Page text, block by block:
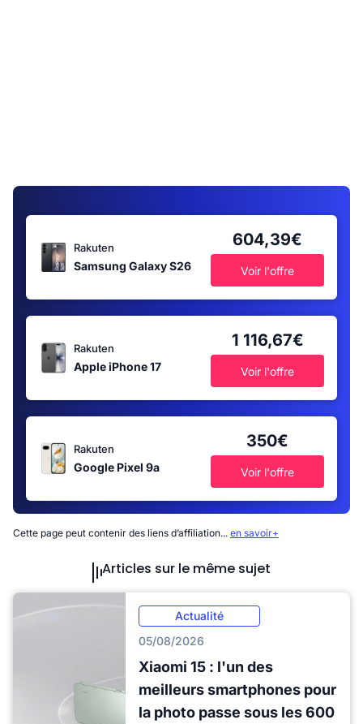
Rakuten
Samsung Galaxy S26
604,39€
Voir l'offre
Rakuten
Apple iPhone 17
1 116,67€
Voir l'offre
Rakuten
Google Pixel 9a
350€
Voir l'offre
Cette page peut contenir des liens d’affiliation... en savoir+
Articles sur le même sujet
Actualité
05/08/2026
Xiaomi 15 : l'un des
meilleurs smartphones pour
la photo passe sous les 600